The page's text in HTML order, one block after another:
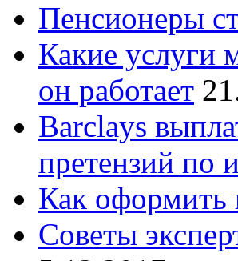
Пенсионеры
Какие услуги
он работает
Barclays
претензий по
Как оформить
Советы